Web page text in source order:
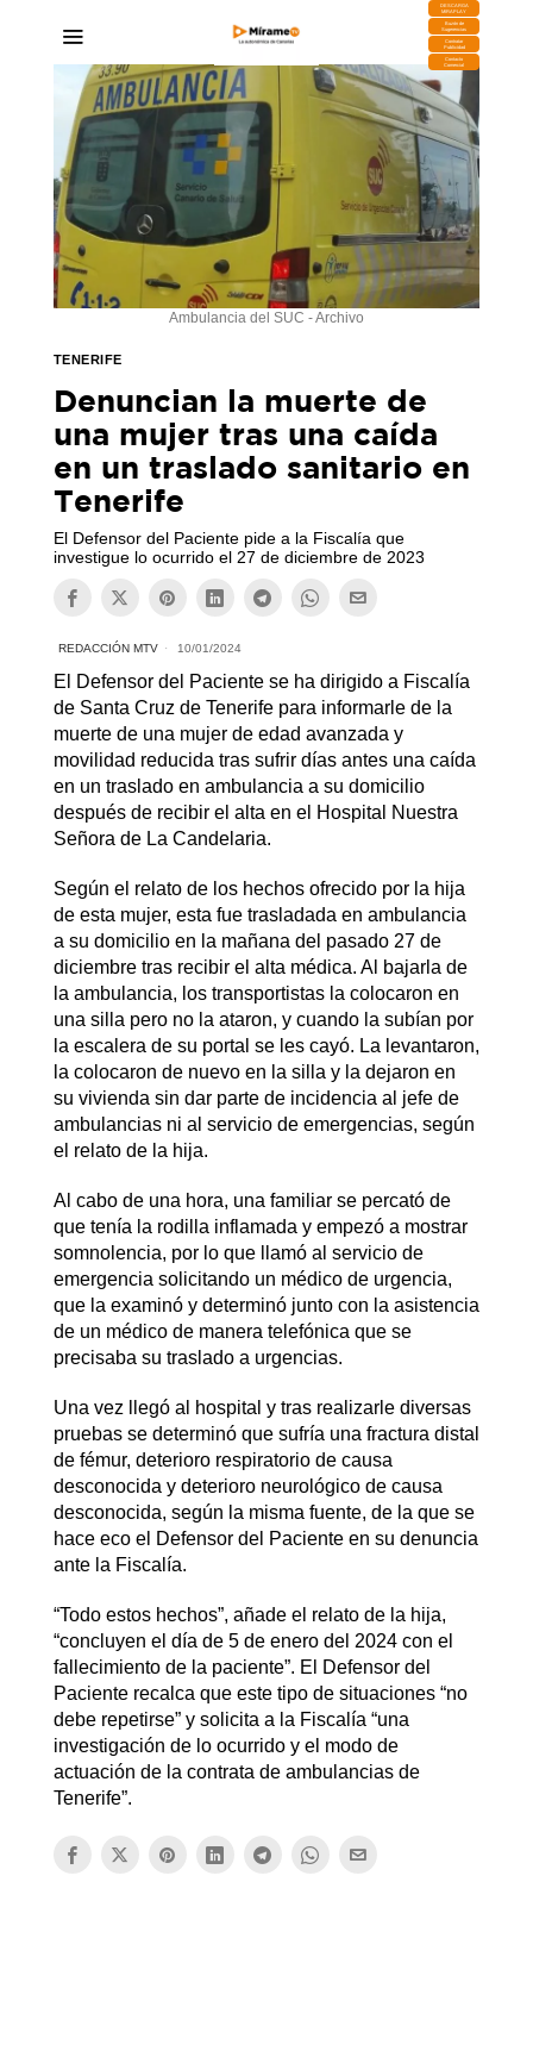
DESCARGA
MIRAPLAY
Buzón de
Sugerencias
Contratar
Publicidad
Contacto
Comercial
Ambulancia del SUC - Archivo
TENERIFE
Denuncian la muerte de
una mujer tras una caída
en un traslado sanitario en
Tenerife
El Defensor del Paciente pide a la Fiscalía que
investigue lo ocurrido el 27 de diciembre de 2023
REDACCIÓN MTV 10/01/2024
El Defensor del Paciente se ha dirigido a Fiscalía
de Santa Cruz de Tenerife para informarle de la
muerte de una mujer de edad avanzada y
movilidad reducida tras sufrir días antes una caída
en un traslado en ambulancia a su domicilio
después de recibir el alta en el Hospital Nuestra
Señora de La Candelaria.
Según el relato de los hechos ofrecido por la hija
de esta mujer, esta fue trasladada en ambulancia
a su domicilio en la mañana del pasado 27 de
diciembre tras recibir el alta médica. Al bajarla de
la ambulancia, los transportistas la colocaron en
una silla pero no la ataron, y cuando la subían por
la escalera de su portal se les cayó. La levantaron,
la colocaron de nuevo en la silla y la dejaron en
su vivienda sin dar parte de incidencia al jefe de
ambulancias ni al servicio de emergencias, según
el relato de la hija.
Al cabo de una hora, una familiar se percató de
que tenía la rodilla inflamada y empezó a mostrar
somnolencia, por lo que llamó al servicio de
emergencia solicitando un médico de urgencia,
que la examinó y determinó junto con la asistencia
de un médico de manera telefónica que se
precisaba su traslado a urgencias.
Una vez llegó al hospital y tras realizarle diversas
pruebas se determinó que sufría una fractura distal
de fémur, deterioro respiratorio de causa
desconocida y deterioro neurológico de causa
desconocida, según la misma fuente, de la que se
hace eco el Defensor del Paciente en su denuncia
ante la Fiscalía.
“Todo estos hechos”, añade el relato de la hija,
“concluyen el día de 5 de enero del 2024 con el
fallecimiento de la paciente”. El Defensor del
Paciente recalca que este tipo de situaciones “no
debe repetirse” y solicita a la Fiscalía “una
investigación de lo ocurrido y el modo de
actuación de la contrata de ambulancias de
Tenerife”.